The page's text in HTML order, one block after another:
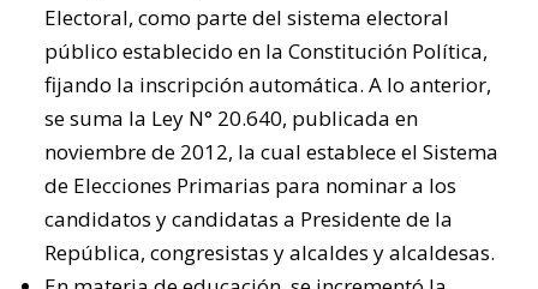
Electoral, como parte del sistema electoral
público establecido en la Constitución Política,
fijando la inscripción automática. A lo anterior,
se suma la Ley N° 20.640, publicada en
noviembre de 2012, la cual establece el Sistema
de Elecciones Primarias para nominar a los
candidatos y candidatas a Presidente de la
República, congresistas y alcaldes y alcaldesas.